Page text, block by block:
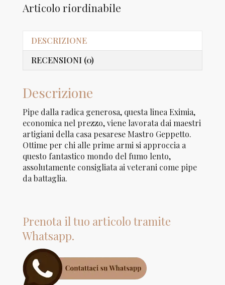
Articolo riordinabile
DESCRIZIONE
RECENSIONI (0)
Descrizione
Pipe dalla radica generosa, questa linea Eximia,
economica nel prezzo, viene lavorata dai maestri
artigiani della casa pesarese Mastro Geppetto.
Ottime per chi alle prime armi si approccia a
questo fantastico mondo del fumo lento,
assolutamente consigliata ai veterani come pipe
da battaglia.
Prenota il tuo articolo tramite
Whatsapp.